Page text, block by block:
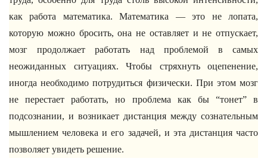
как работа математика. Математика — это не лопата,
которую можно бросить, она не оставляет и не отпускает,
мозг продолжает работать над проблемой в самых
неожиданных ситуациях. Чтобы стряхнуть оцепенение,
иногда необходимо потрудиться физически. При этом мозг
не перестает работать, но проблема как бы “тонет” в
подсознании, и возникает дистанция между сознательным
мышлением человека и его задачей, и эта дистанция часто
позволяет увидеть решение.